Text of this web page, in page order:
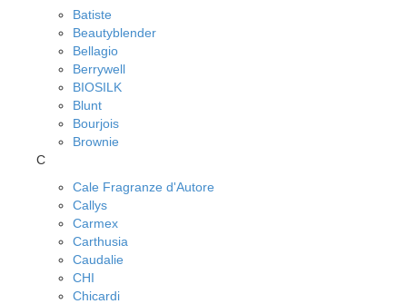
Batiste
Beautyblender
Bellagio
Berrywell
BIOSILK
Blunt
Bourjois
Brownie
C
Cale Fragranze d'Autore
Callys
Carmex
Carthusia
Caudalie
CHI
Chicardi